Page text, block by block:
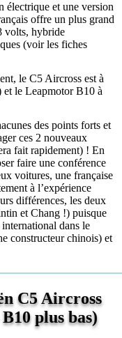
électrique et une version
offre un plus grand
volts, hybride
(voir les fiches
le C5 Aircross est à
le Leapmotor B10 à
des points forts et
ces 2 nouveaux
fait rapidement) ! En
faire une conférence
voitures, une française
à l’expérience
différences, les deux
et Chang !) puisque
dans le
constructeur chinois) et
C5 Aircross
plus bas)